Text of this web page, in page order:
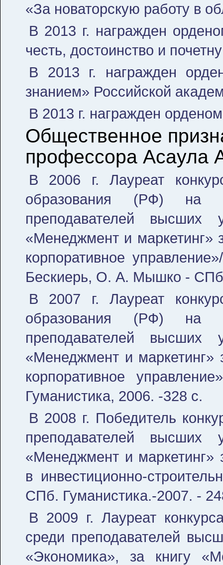
«За новаторскую работу в
В 2013 г. награжден
честь, достоинство и
В 2013 г. награжден
знанием» Российской
В 2013 г. награжден
Общественное
профессора Асаула
В 2006 г. Лауреат
образования (РФ) на
преподавателей высших
«Менеджмент и маркетинг»
корпоративное
Бескиерь, О. А. Мышко -
В 2007 г. Лауреат
образования (РФ) на
преподавателей высших
«Менеджмент и маркетинг»
корпоративное
Гуманистика, 2006. -328 с.
В 2008 г. Победитель
преподавателей высших
«Менеджмент и маркетинг»
в инвестиционно-
СПб. Гуманистика.-2007. -
В 2009 г. Лауреат
среди преподавателей
«Экономика», за книгу